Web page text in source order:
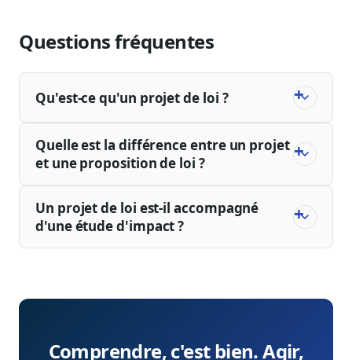
Questions fréquentes
Qu'est-ce qu'un projet de loi ?
Quelle est la différence entre un projet
et une proposition de loi ?
Un projet de loi est-il accompagné
d'une étude d'impact ?
Comprendre, c'est bien. Agir,